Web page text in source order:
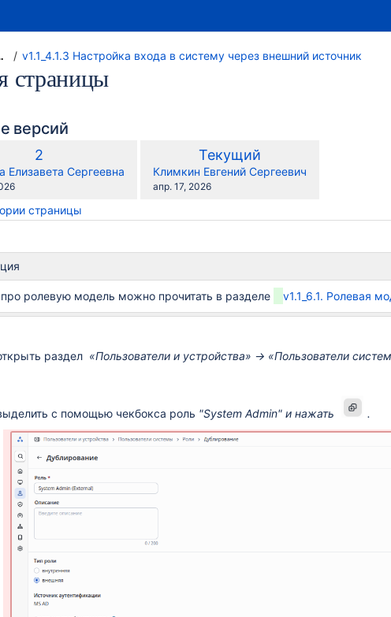
v1.1_4.1.3 Настройка входа в систему через внешний источник
страницы
версий
Старая
версия
2
Елизавета Сергеевна
Новая
версия
Текущий
changes.mady.by.user
Климкин Евгений Сергеевич
Сохранено
апр. 17, 2026
страницы
ролевую модель можно прочитать в разделе v1.1_6.1. Ролевая
раздел «Пользователи и устройства» → «Пользователи
с помощью чекбокса роль "System Admin" и нажать .